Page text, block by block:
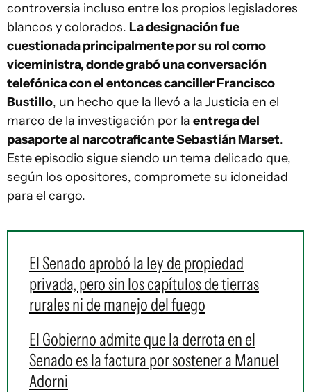
controversia incluso entre los propios legisladores
blancos y colorados. La designación fue
cuestionada principalmente por su rol como
viceministra, donde grabó una conversación
telefónica con el entonces canciller Francisco
Bustillo, un hecho que la llevó a la Justicia en el
marco de la investigación por la entrega del
pasaporte al narcotraficante Sebastián Marset.
Este episodio sigue siendo un tema delicado que,
según los opositores, compromete su idoneidad
para el cargo.
El Senado aprobó la ley de propiedad
privada, pero sin los capítulos de tierras
rurales ni de manejo del fuego
El Gobierno admite que la derrota en el
Senado es la factura por sostener a Manuel
Adorni